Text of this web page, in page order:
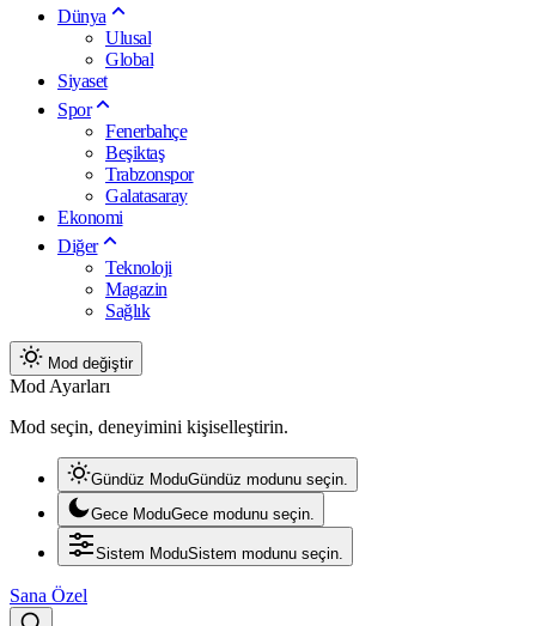
Dünya
Ulusal
Global
Siyaset
Spor
Fenerbahçe
Beşiktaş
Trabzonspor
Galatasaray
Ekonomi
Diğer
Teknoloji
Magazin
Sağlık
Mod değiştir
Mod Ayarları
Mod seçin, deneyimini kişiselleştirin.
Gündüz ModuGündüz modunu seçin.
Gece ModuGece modunu seçin.
Sistem ModuSistem modunu seçin.
Sana Özel